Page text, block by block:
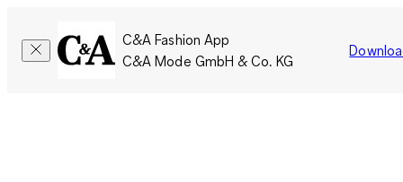
C&A Fashion App
C&A Mode GmbH & Co. KG